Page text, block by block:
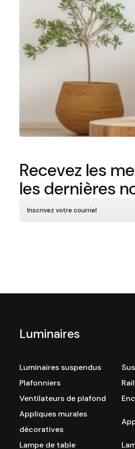
Recevez les
les dernières
Luminaires
Luminaires suspendus
Plafonniers
Ventilateurs de plafond
Appliques murales
décoratives
Lampe de table